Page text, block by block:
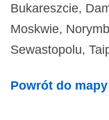
Bukareszcie,
Moskwie,
Sewastopolu,
Powrót do mapy